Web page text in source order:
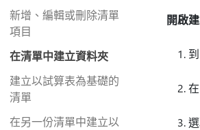
新增、編輯或刪除清單
項目
在清單中建立資料夾
建立以試算表為基礎的
清單
在另一份清單中建立以
開啟